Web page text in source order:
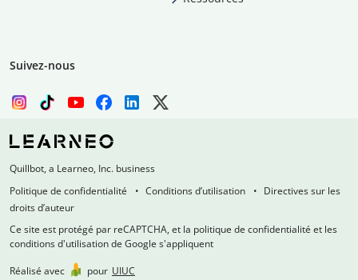
Suivez-nous
Quillbot, a Learneo, Inc. business
Politique de confidentialité
Conditions d’utilisation
Directives sur les
droits d’auteur
Ce site est protégé par reCAPTCHA, et la politique de confidentialité et les
conditions d'utilisation de Google s'appliquent
Réalisé avec
pour UIUC